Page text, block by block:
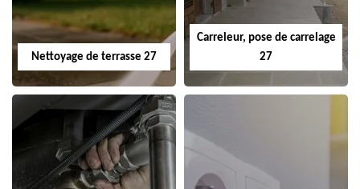
Nettoyage de terrasse 27
Carreleur, pose de carrelage
27